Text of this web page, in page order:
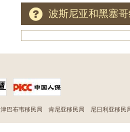
波斯尼亚和黑塞
津巴布韦移民局 肯尼亚移民局 尼日利亚移民